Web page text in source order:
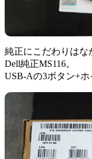
純正にこだわりはな
Dell純正MS116。
USB-Aの3ボタン+ホ